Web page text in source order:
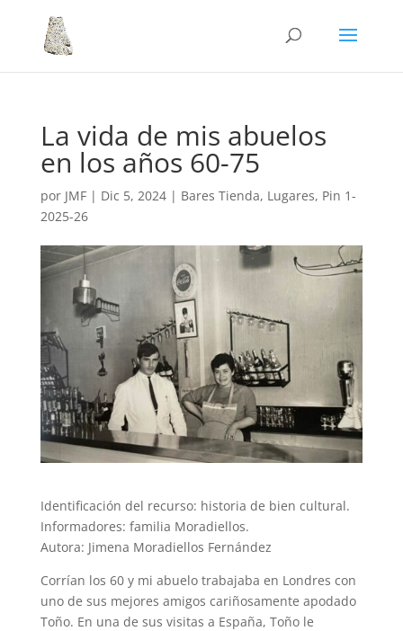
La vida de mis abuelos
en los años 60-75
por JMF| Dic 5, 2024| Bares Tienda, Lugares, Pin 1-
2025-26
Identificación del recurso: historia de bien cultural.
Informadores: familia Moradiellos.
Autora: Jimena Moradiellos Fernández
Corrían los 60 y mi abuelo trabajaba en Londres con
uno de sus mejores amigos cariñosamente apodado
Toño. En una de sus visitas a España, Toño le